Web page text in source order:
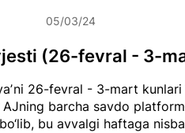
26-fevral - 3-mart kunlari
barcha savdo
bu avvalgi haftaga
(26-fevral - 3-
05/03/24